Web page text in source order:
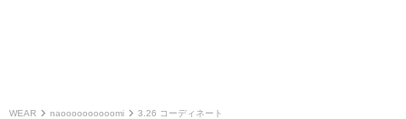
WEAR naoooooooooomi 3.26 コーディネート